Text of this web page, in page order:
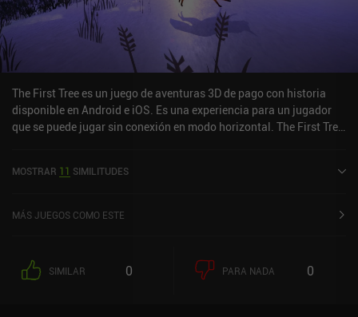
The First Tree es un juego de aventuras 3D de pago con historia
disponible en Android e iOS. Es una experiencia para un jugador
que se puede jugar sin conexión en modo horizontal. The First Tree
MOSTRAR 11 SIMILITUDES
MÁS JUEGOS COMO ESTE
SIMILAR 0 PARA NADA 0